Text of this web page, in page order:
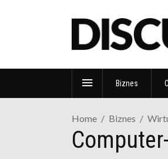
Biznes
Home Biznes